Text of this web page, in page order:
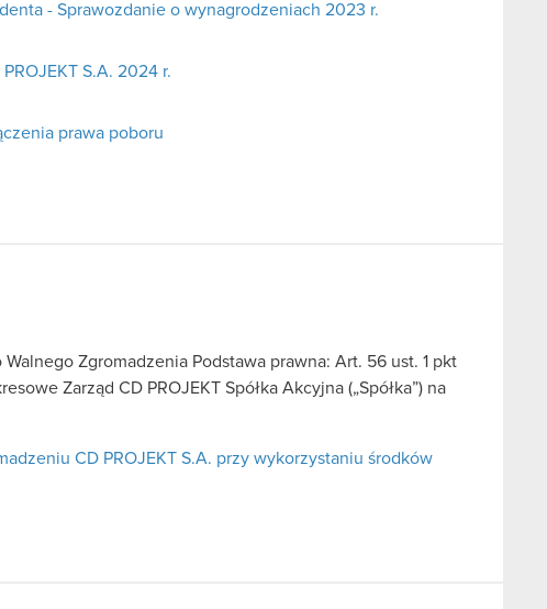
- Sprawozdanie o wynagrodzeniach 2023 r.
S.A. 2024 r.
prawa poboru
Zgromadzenia Podstawa prawna: Art. 56 ust. 1 pkt
Zarząd CD PROJEKT Spółka Akcyjna („Spółka”) na
CD PROJEKT S.A. przy wykorzystaniu środków